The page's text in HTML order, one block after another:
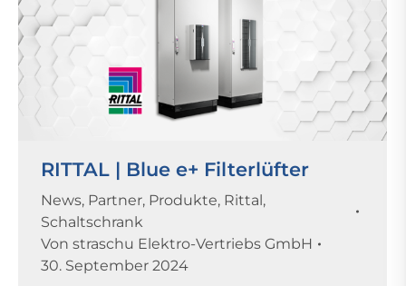
RITTAL | Blue e+ Filterlüfter
News, Partner, Produkte, Rittal ,
Schaltschrank
Von straschu Elektro-Vertriebs GmbH
30. September 2024